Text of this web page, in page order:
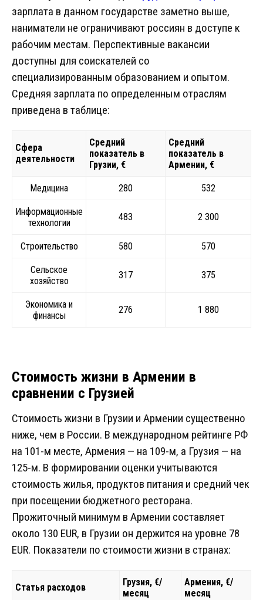
зарплата в данном государстве заметно выше,
наниматели не ограничивают россиян в доступе к
рабочим местам. Перспективные вакансии
доступны для соискателей со
специализированным образованием и опытом.
Средняя зарплата по определенным отраслям
приведена в таблице:
Сфера
деятельности
Средний
показатель в
Грузии, €
Средний
показатель в
Армении, €
Медицина 280 532
Информационные
технологии
483 2 300
Строительство 580 570
Сельское
хозяйство
317 375
Экономика и
финансы
276 1 880
Стоимость жизни в Армении в
сравнении с Грузией
Стоимость жизни в Грузии и Армении существенно
ниже, чем в России. В международном рейтинге РФ
на 101-м месте, Армения — на 109-м, а Грузия — на
125-м. В формировании оценки учитываются
стоимость жилья, продуктов питания и средний чек
при посещении бюджетного ресторана.
Прожиточный минимум в Армении составляет
около 130 EUR, в Грузии он держится на уровне 78
EUR. Показатели по стоимости жизни в странах:
Статья расходов
Грузия, €/
месяц
Армения, €/
месяц